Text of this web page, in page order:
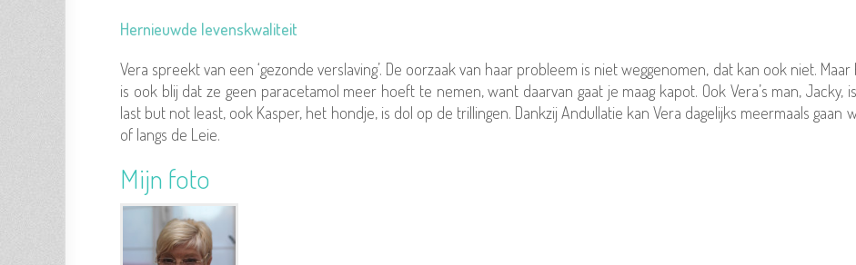
Hernieuwde levenskwaliteit
Vera spreekt van een ‘gezonde verslaving’. De oorzaak van haar probleem is niet weggenomen, dat kan ook niet.
is ook blij dat ze geen paracetamol meer hoeft te nemen, want daarvan gaat je maag kapot. Ook Vera’s man, Jacky,
last but not least, ook Kasper, het hondje, is dol op de trillingen. Dankzij Andullatie kan Vera dagelijks meermaals
of langs de Leie.
Mijn foto